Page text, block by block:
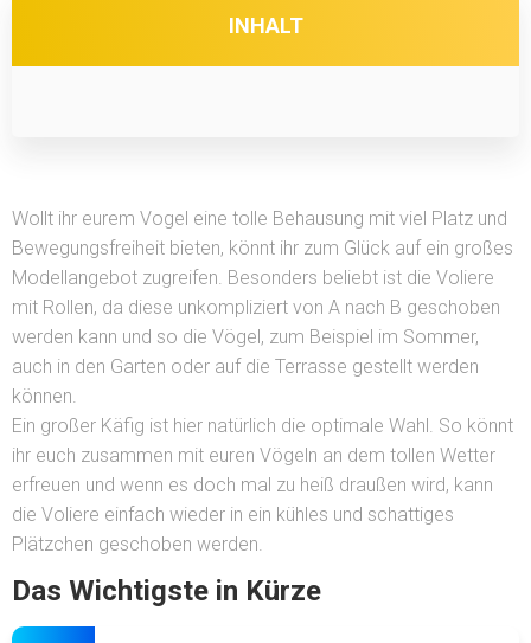
INHALT
Wollt ihr eurem Vogel eine tolle Behausung mit viel Platz und
Bewegungsfreiheit bieten, könnt ihr zum Glück auf ein großes
Modellangebot zugreifen. Besonders beliebt ist die Voliere
mit Rollen, da diese unkompliziert von A nach B geschoben
werden kann und so die Vögel, zum Beispiel im Sommer,
auch in den Garten oder auf die Terrasse gestellt werden
können.
Ein großer Käfig ist hier natürlich die optimale Wahl. So könnt
ihr euch zusammen mit euren Vögeln an dem tollen Wetter
erfreuen und wenn es doch mal zu heiß draußen wird, kann
die Voliere einfach wieder in ein kühles und schattiges
Plätzchen geschoben werden.
Das Wichtigste in Kürze